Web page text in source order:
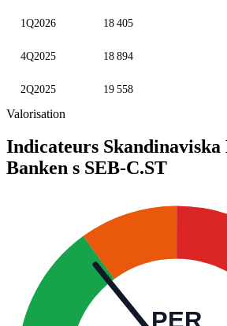
1Q2026 18 405
4Q2025 18 894
2Q2025 19 558
Valorisation
Indicateurs Skandinaviska
Banken s SEB-C.ST